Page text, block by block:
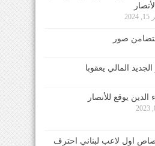
صور
المالي يعقوبا
الدين يوقع للأنصار
اول لاعب لبناني احترف